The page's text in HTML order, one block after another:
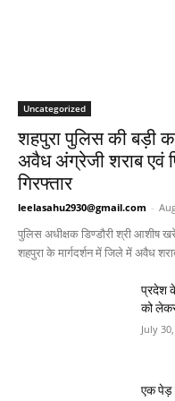
Uncategorized
शहपुरा पुलिस की बड़ी
अवैध अंग्रेजी शराब एवं
गिरफ्तार
leelasahu2930@gmail.com -
पुलिस अधीक्षक डिण्डौरी श्री आशीष
शहपुरा के मार्गदर्शन में जिले में अवैध
प्रदेश
को
July
एक पेड़